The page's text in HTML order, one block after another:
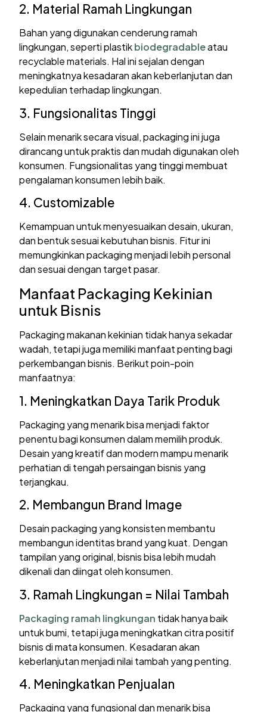
2. Material Ramah Lingkungan
Bahan yang digunakan cenderung ramah
lingkungan, seperti plastikbiodegradableatau
recyclable materials. Hal ini sejalan dengan
meningkatnya kesadaran akan keberlanjutan dan
kepedulian terhadap lingkungan.
3. Fungsionalitas Tinggi
Selain menarik secara visual, packaging ini juga
dirancang untuk praktis dan mudah digunakan oleh
konsumen. Fungsionalitas yang tinggi membuat
pengalaman konsumen lebih baik.
4. Customizable
Kemampuan untuk menyesuaikan desain, ukuran,
dan bentuk sesuai kebutuhan bisnis. Fitur ini
memungkinkan packaging menjadi lebih personal
dan sesuai dengan target pasar.
Manfaat Packaging Kekinian
untuk Bisnis
Packaging makanan kekinian tidak hanya sekadar
wadah, tetapi juga memiliki manfaat penting bagi
perkembangan bisnis. Berikut poin-poin
manfaatnya:
1. Meningkatkan Daya Tarik Produk
Packaging yang menarik bisa menjadi faktor
penentu bagi konsumen dalam memilih produk.
Desain yang kreatif dan modern mampu menarik
perhatian di tengah persaingan bisnis yang
terjangkau.
2. Membangun Brand Image
Desain packaging yang konsisten membantu
membangun identitas brand yang kuat. Dengan
tampilan yang original, bisnis bisa lebih mudah
dikenali dan diingat oleh konsumen.
3. Ramah Lingkungan = Nilai Tambah
Packaging ramah lingkungan tidak hanya baik
untuk bumi, tetapi juga meningkatkan citra positif
bisnis di mata konsumen. Kesadaran akan
keberlanjutan menjadi nilai tambah yang penting.
4. Meningkatkan Penjualan
Packaging yang fungsional dan menarik bisa